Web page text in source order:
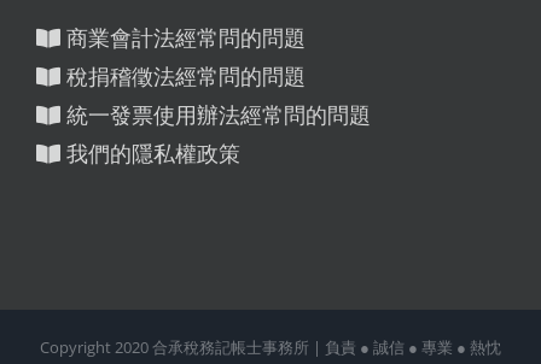
商業會計法經常問的問題
稅捐稽徵法經常問的問題
統一發票使用辦法經常問的問題
我們的隱私權政策
Copyright 2020 合承稅務記帳士事務所 | 負責 ● 誠信 ● 專業 ● 熱忱